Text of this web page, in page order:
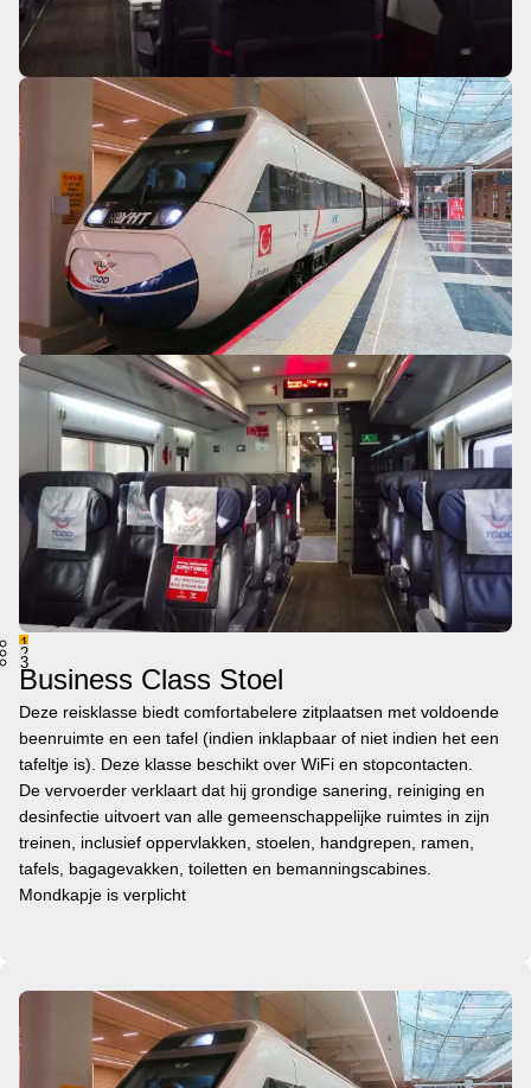
1
2
3
Business Class Stoel
Deze reisklasse biedt comfortabelere zitplaatsen met voldoende
beenruimte en een tafel (indien inklapbaar of niet indien het een
tafeltje is). Deze klasse beschikt over WiFi en stopcontacten.
De vervoerder verklaart dat hij grondige sanering, reiniging en
desinfectie uitvoert van alle gemeenschappelijke ruimtes in zijn
treinen, inclusief oppervlakken, stoelen, handgrepen, ramen,
tafels, bagagevakken, toiletten en bemanningscabines.
Mondkapje is verplicht